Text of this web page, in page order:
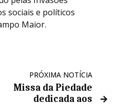
sociais e políticos
Maior.
PRÓXIMA NOTÍCIA
Missa da Piedade
dedicada aos